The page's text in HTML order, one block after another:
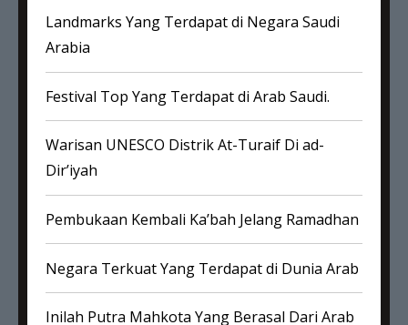
Landmarks Yang Terdapat di Negara Saudi
Arabia
Festival Top Yang Terdapat di Arab Saudi.
Warisan UNESCO Distrik At-Turaif Di ad-
Dir’iyah
Pembukaan Kembali Ka’bah Jelang Ramadhan
Negara Terkuat Yang Terdapat di Dunia Arab
Inilah Putra Mahkota Yang Berasal Dari Arab